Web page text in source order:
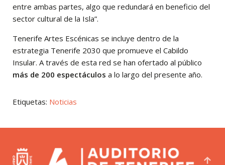
entre ambas partes, algo que redundará en beneficio del
sector cultural de la Isla”.
Tenerife Artes Escénicas se incluye dentro de la
estrategia Tenerife 2030 que promueve el Cabildo
Insular. A través de esta red se han ofertado al público
más de 200 espectáculos a lo largo del presente año.
Etiquetas: Noticias